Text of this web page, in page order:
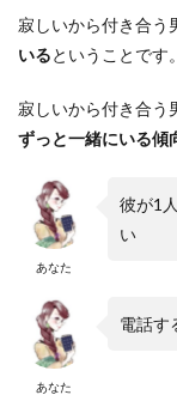
寂しいから付き合う
いるということです。
寂しいから付き合う
ずっと一緒にいる傾
あなた
彼が1
い
あなた
電話す